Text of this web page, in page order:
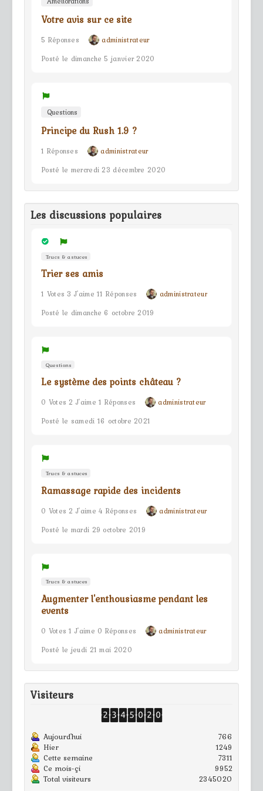
Votre avis sur ce site
5 Réponses
administrateur
Posté le dimanche 5 janvier 2020
Questions
Principe du Rush 1.9 ?
1 Réponses
administrateur
Posté le mercredi 23 décembre 2020
Les discussions populaires
Trucs & astuces
Trier ses amis
1 Votes 3 J'aime 11 Réponses
administrateur
Posté le dimanche 6 octobre 2019
Questions
Le système des points château ?
0 Votes 2 J'aime 1 Réponses
administrateur
Posté le samedi 16 octobre 2021
Trucs & astuces
Ramassage rapide des incidents
0 Votes 2 J'aime 4 Réponses
administrateur
Posté le mardi 29 octobre 2019
Trucs & astuces
Augmenter l'enthousiasme pendant les
events
0 Votes 1 J'aime 0 Réponses
administrateur
Posté le jeudi 21 mai 2020
Visiteurs
Aujourd'hui
766
Hier
1249
Cette semaine
7311
Ce mois-çi
9952
Total visiteurs
2345020